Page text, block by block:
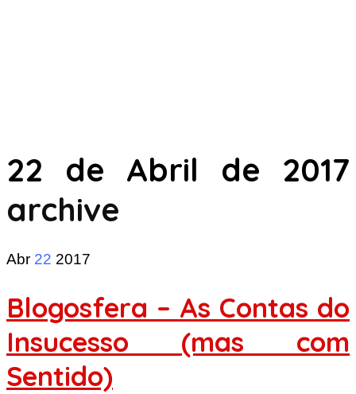
22 de Abril de 2017
archive
Abr 22 2017
Blogosfera – As Contas do
Insucesso (mas com
Sentido)